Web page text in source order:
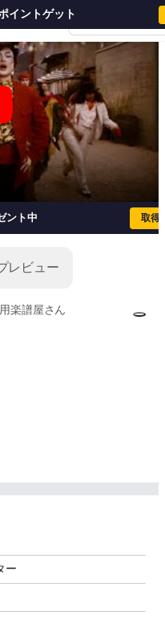
会員登録・ログイ
イントゲット
U Back(4弦ver) - 藤井 風
ント中 取得
レビュー
楽譜屋さん
ー